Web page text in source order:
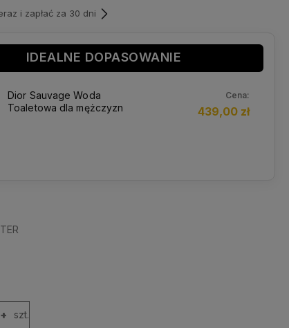
i zapłać za 30 dni
IDEALNE DOPASOWANIE
Dior Sauvage Woda
Toaletowa dla mężczyzn
Cena:
439,00 zł
+ szt.